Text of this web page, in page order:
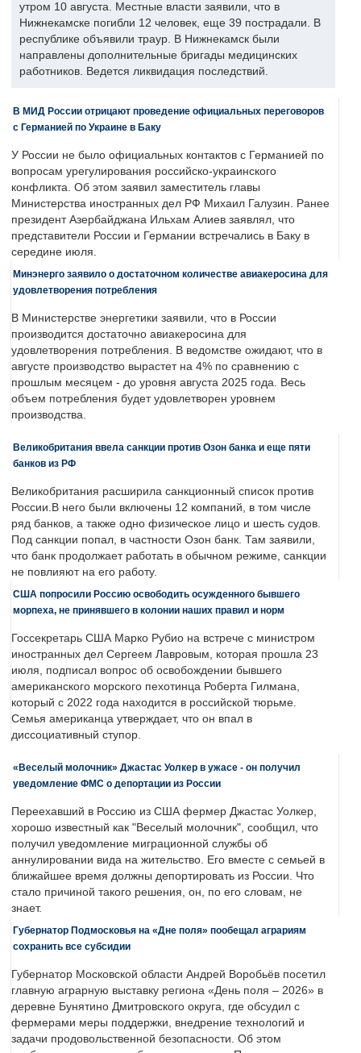
утром 10 августа. Местные власти заявили, что в
Нижнекамске погибли 12 человек, еще 39 пострадали. В
республике объявили траур. В Нижнекамск были
направлены дополнительные бригады медицинских
работников. Ведется ликвидация последствий.
В МИД России отрицают проведение официальных переговоров
с Германией по Украине в Баку
У России не было официальных контактов с Германией по
вопросам урегулирования российско-украинского
конфликта. Об этом заявил заместитель главы
Министерства иностранных дел РФ Михаил Галузин. Ранее
президент Азербайджана Ильхам Алиев заявлял, что
представители России и Германии встречались в Баку в
середине июля.
Минэнерго заявило о достаточном количестве авиакеросина для
удовлетворения потребления
В Министерстве энергетики заявили, что в России
производится достаточно авиакеросина для
удовлетворения потребления. В ведомстве ожидают, что в
августе производство вырастет на 4% по сравнению с
прошлым месяцем - до уровня августа 2025 года. Весь
объем потребления будет удовлетворен уровнем
производства.
Великобритания ввела санкции против Озон банка и еще пяти
банков из РФ
Великобритания расширила санкционный список против
России.В него были включены 12 компаний, в том числе
ряд банков, а также одно физическое лицо и шесть судов.
Под санкции попал, в частности Озон банк. Там заявили,
что банк продолжает работать в обычном режиме, санкции
не повлияют на его работу.
США попросили Россию освободить осужденного бывшего
морпеха, не принявшего в колонии наших правил и норм
Госсекретарь США Марко Рубио на встрече с министром
иностранных дел Сергеем Лавровым, которая прошла 23
июля, подписал вопрос об освобождении бывшего
американского морского пехотинца Роберта Гилмана,
который с 2022 года находится в российской тюрьме.
Семья американца утверждает, что он впал в
диссоциативный ступор.
«Веселый молочник» Джастас Уолкер в ужасе - он получил
уведомление ФМС о депортации из России
Переехавший в Россию из США фермер Джастас Уолкер,
хорошо известный как "Веселый молочник", сообщил, что
получил уведомление миграционной службы об
аннулировании вида на жительство. Его вместе с семьей в
ближайшее время должны депортировать из России. Что
стало причиной такого решения, он, по его словам, не
знает.
Губернатор Подмосковья на «Дне поля» пообещал аграриям
сохранить все субсидии
Губернатор Московской области Андрей Воробьёв посетил
главную аграрную выставку региона «День поля – 2026» в
деревне Бунятино Дмитровского округа, где обсудил с
фермерами меры поддержки, внедрение технологий и
задачи продовольственной безопасности. Об этом